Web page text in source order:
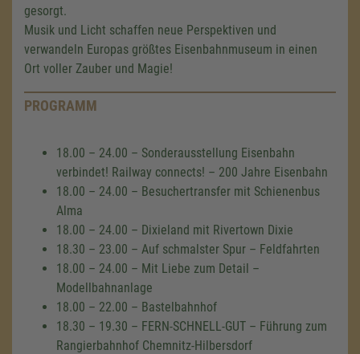
gesorgt.
Musik und Licht schaffen neue Perspektiven und
verwandeln Europas größtes Eisenbahnmuseum in einen
Ort voller Zauber und Magie!
PROGRAMM
18.00 – 24.00 – Sonderausstellung Eisenbahn
verbindet! Railway connects! – 200 Jahre Eisenbahn
18.00 – 24.00 – Besuchertransfer mit Schienenbus
Alma
18.00 – 24.00 – Dixieland mit Rivertown Dixie
18.30 – 23.00 – Auf schmalster Spur – Feldfahrten
18.00 – 24.00 – Mit Liebe zum Detail –
Modellbahnanlage
18.00 – 22.00 – Bastelbahnhof
18.30 – 19.30 – FERN-SCHNELL-GUT – Führung zum
Rangierbahnhof Chemnitz-Hilbersdorf